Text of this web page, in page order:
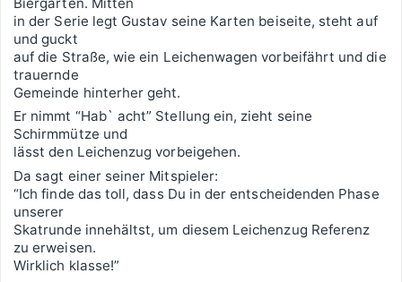
in der Serie legt Gustav seine Karten beiseite, steht auf
und guckt
auf die Straße, wie ein Leichenwagen vorbeifährt und die
trauernde
Gemeinde hinterher geht.
Er nimmt “Hab` acht” Stellung ein, zieht seine
Schirmmütze und
lässt den Leichenzug vorbeigehen.
Da sagt einer seiner Mitspieler:
“Ich finde das toll, dass Du in der entscheidenden Phase
unserer
Skatrunde innehältst, um diesem Leichenzug Referenz
zu erweisen.
Wirklich klasse!”